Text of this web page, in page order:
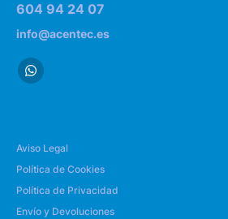
604 94 24 07
info@acentec.es
Aviso Legal
Política de Cookies
Política de Privacidad
Envío y Devoluciones